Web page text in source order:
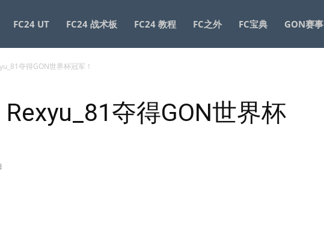
GameorNothing
FC24 UT FC24 战术板 FC24 教程 FC之外 FC宝典 GON赛事
夺得GON世界杯冠军！
夺得GON世界杯